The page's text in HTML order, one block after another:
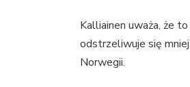
Kalliainen uważa, że
odstrzeliwuje się
Norwegii.